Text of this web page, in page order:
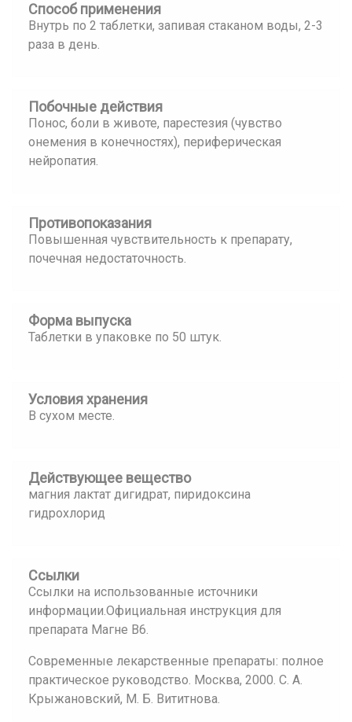
Способ применения
Внутрь по 2 таблетки, запивая стаканом воды, 2-3
раза в день.
Побочные действия
Понос, боли в животе, парестезия (чувство
онемения в конечностях), периферическая
нейропатия.
Противопоказания
Повышенная чувствительность к препарату,
почечная недостаточность.
Форма выпуска
Таблетки в упаковке по 50 штук.
Условия хранения
В сухом месте.
Действующее вещество
магния лактат дигидрат, пиридоксина
гидрохлорид
Ссылки
Ссылки на использованные источники
информации.Официальная инструкция для
препарата Магне B6.
Современные лекарственные препараты: полное
практическое руководство. Москва, 2000. С. А.
Крыжановский, М. Б. Вититнова.